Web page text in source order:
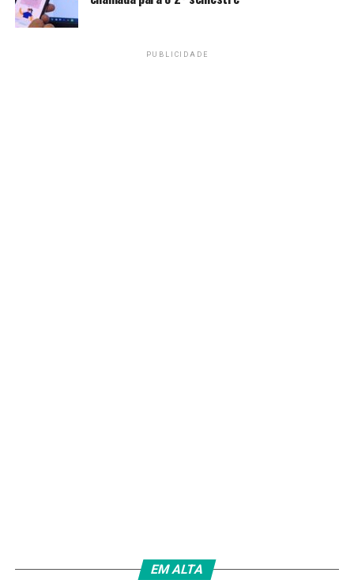
de medidas preventivas”, informou o Ministério Público,
PUBLICIDADE
EM ALTA